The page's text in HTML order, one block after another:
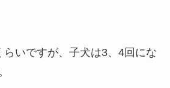
らいですが、子犬は3、4回にな